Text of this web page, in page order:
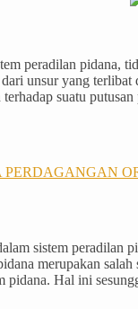
peradilan pidana,
unsur yang
suatu
sistem peradilan
merupakan
Hal ini